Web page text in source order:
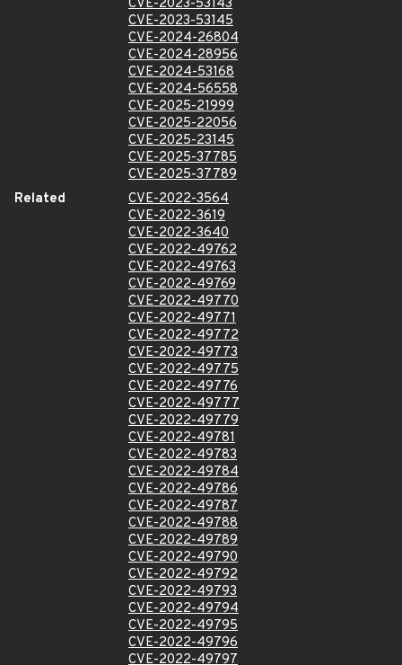
CVE-2023-53143
CVE-2023-53145
CVE-2024-26804
CVE-2024-28956
CVE-2024-53168
CVE-2024-56558
CVE-2025-21999
CVE-2025-22056
CVE-2025-23145
CVE-2025-37785
CVE-2025-37789
Related
CVE-2022-3564
CVE-2022-3619
CVE-2022-3640
CVE-2022-49762
CVE-2022-49763
CVE-2022-49769
CVE-2022-49770
CVE-2022-49771
CVE-2022-49772
CVE-2022-49773
CVE-2022-49775
CVE-2022-49776
CVE-2022-49777
CVE-2022-49779
CVE-2022-49781
CVE-2022-49783
CVE-2022-49784
CVE-2022-49786
CVE-2022-49787
CVE-2022-49788
CVE-2022-49789
CVE-2022-49790
CVE-2022-49792
CVE-2022-49793
CVE-2022-49794
CVE-2022-49795
CVE-2022-49796
CVE-2022-49797